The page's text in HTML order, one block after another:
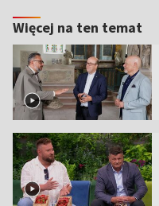
Więcej na ten temat